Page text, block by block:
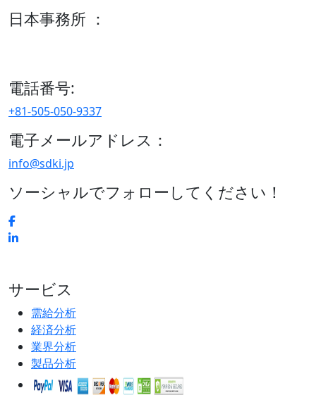
日本事務所 ：
電話番号:
+81-505-050-9337
電子メールアドレス：
info@sdki.jp
ソーシャルでフォローしてください！
サービス
需給分析
経済分析
業界分析
製品分析